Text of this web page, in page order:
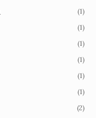
(1)
(1)
(1)
(1)
(1)
(1)
(2)